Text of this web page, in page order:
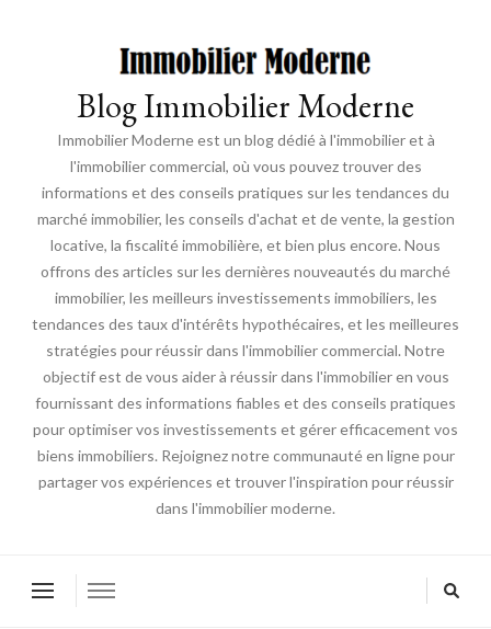
Blog Immobilier Moderne
Immobilier Moderne est un blog dédié à l'immobilier et à
l'immobilier commercial, où vous pouvez trouver des
informations et des conseils pratiques sur les tendances du
marché immobilier, les conseils d'achat et de vente, la gestion
locative, la fiscalité immobilière, et bien plus encore. Nous
offrons des articles sur les dernières nouveautés du marché
immobilier, les meilleurs investissements immobiliers, les
tendances des taux d'intérêts hypothécaires, et les meilleures
stratégies pour réussir dans l'immobilier commercial. Notre
objectif est de vous aider à réussir dans l'immobilier en vous
fournissant des informations fiables et des conseils pratiques
pour optimiser vos investissements et gérer efficacement vos
biens immobiliers. Rejoignez notre communauté en ligne pour
partager vos expériences et trouver l'inspiration pour réussir
dans l'immobilier moderne.